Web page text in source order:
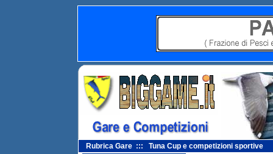
Rubrica Gare ::: Tuna Cup e competizioni sportive